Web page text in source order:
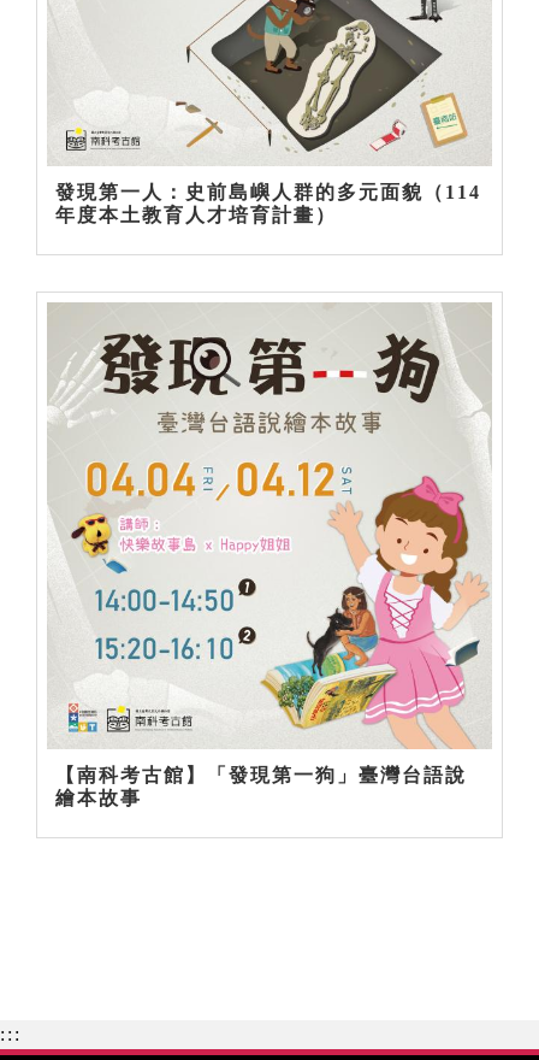
發現第一人：史前島嶼人群的多元面貌（114
年度本土教育人才培育計畫）
【南科考古館】「發現第一狗」臺灣台語說
繪本故事
:::